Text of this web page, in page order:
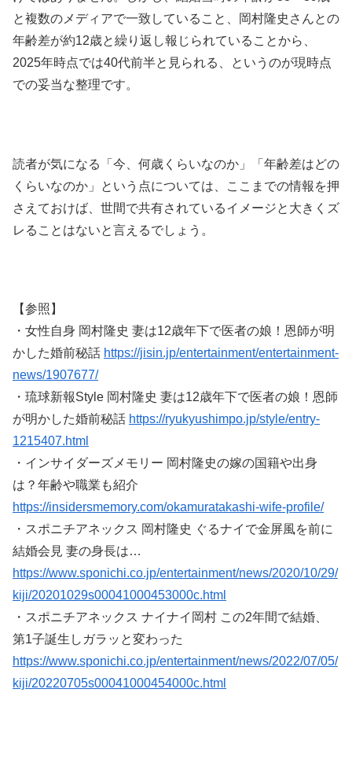
と複数のメディアで一致していること、岡村隆史さんとの
年齢差が約12歳と繰り返し報じられていることから、
2025年時点では40代前半と見られる、というのが現時点
での妥当な整理です。
読者が気になる「今、何歳くらいなのか」「年齢差はどの
くらいなのか」という点については、ここまでの情報を押
さえておけば、世間で共有されているイメージと大きくズ
レることはないと言えるでしょう。
【参照】
・女性自身 岡村隆史 妻は12歳年下で医者の娘！恩師が明
かした婚前秘話 https://jisin.jp/entertainment/entertainment-
news/1907677/
・琉球新報Style 岡村隆史 妻は12歳年下で医者の娘！恩師
が明かした婚前秘話 https://ryukyushimpo.jp/style/entry-
1215407.html
・インサイダーズメモリー 岡村隆史の嫁の国籍や出身
は？年齢や職業も紹介
https://insidersmemory.com/okamuratakashi-wife-profile/
・スポニチアネックス 岡村隆史 ぐるナイで金屏風を前に
結婚会見 妻の身長は…
https://www.sponichi.co.jp/entertainment/news/2020/10/29/
kiji/20201029s00041000453000c.html
・スポニチアネックス ナイナイ岡村 この2年間で結婚、
第1子誕生しガラッと変わった
https://www.sponichi.co.jp/entertainment/news/2022/07/05/
kiji/20220705s00041000454000c.html